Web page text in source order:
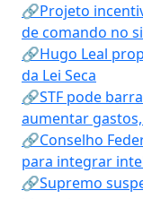
🔗Projeto
de comando no
🔗Hugo Leal
da Lei Seca
🔗STF pode
aumentar
🔗Conselho
para integrar
🔗Supremo